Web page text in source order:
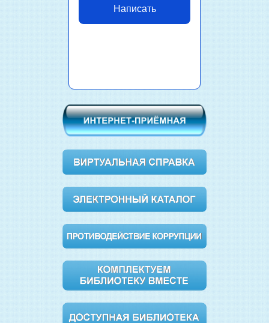
Написать